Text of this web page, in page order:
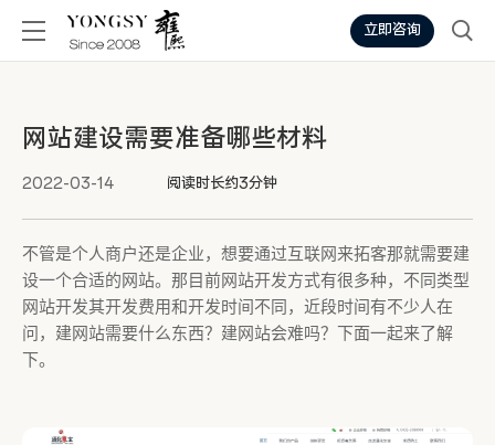
立即咨询
网站建设需要准备哪些材料
2022-03-14 阅读时长约3分钟
不管是个人商户还是企业，想要通过互联网来拓客那就需要建
设一个合适的网站。那目前网站开发方式有很多种，不同类型
网站开发其开发费用和开发时间不同，近段时间有不少人在
问，建网站需要什么东西？建网站会难吗？下面一起来了解
下。